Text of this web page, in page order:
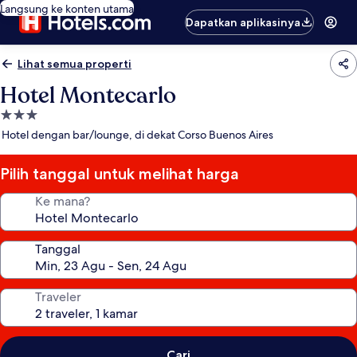
Langsung ke konten utama
Dapatkan aplikasinya
Lihat semua properti
Hotel Montecarlo
Properti
bintang
Hotel dengan bar/lounge, di dekat Corso Buenos Aires
Pilih tanggal untuk melihat harga
Ke mana?
Tanggal
Traveler